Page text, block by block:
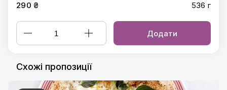
290 ₴ 536 г
Додати
Схожі пропозиції